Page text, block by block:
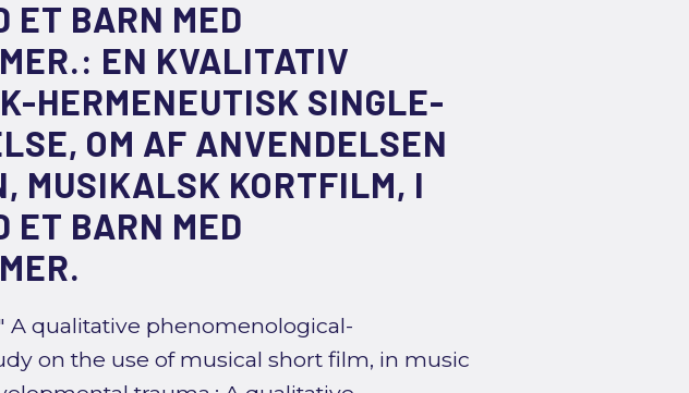
ET BARN MED
EN KVALITATIV
HERMENEUTISK SINGLE-
OM AF ANVENDELSEN
MUSIKALSK KORTFILM, I
ET BARN MED
A qualitative phenomenological-
on the use of musical short film, in music